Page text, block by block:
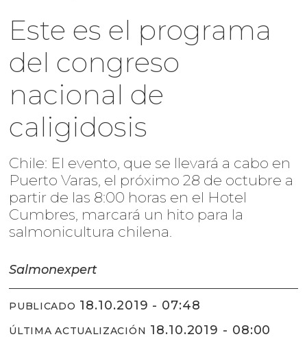
Este es el programa
del congreso
nacional de
caligidosis
Chile: El evento, que se llevará a cabo en
Puerto Varas, el próximo 28 de octubre a
partir de las 8:00 horas en el Hotel
Cumbres, marcará un hito para la
salmonicultura chilena.
Salmonexpert
PUBLICADO 18.10.2019 - 07:48
ÚLTIMA ACTUALIZACIÓN 18.10.2019 - 08:00